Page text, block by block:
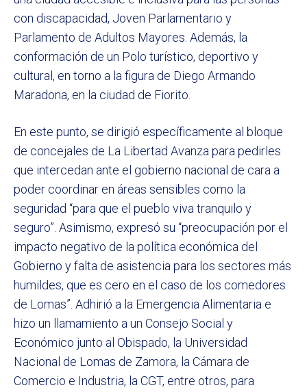
con discapacidad, Joven Parlamentario y
Parlamento de Adultos Mayores. Además, la
conformación de un Polo turístico, deportivo y
cultural, en torno a la figura de Diego Armando
Maradona, en la ciudad de Fiorito.
En este punto, se dirigió específicamente al bloque
de concejales de La Libertad Avanza para pedirles
que intercedan ante el gobierno nacional de cara a
poder coordinar en áreas sensibles como la
seguridad “para que el pueblo viva tranquilo y
seguro”. Asimismo, expresó su “preocupación por el
impacto negativo de la política económica del
Gobierno y falta de asistencia para los sectores más
humildes, que es cero en el caso de los comedores
de Lomas”. Adhirió a la Emergencia Alimentaria e
hizo un llamamiento a un Consejo Social y
Económico junto al Obispado, la Universidad
Nacional de Lomas de Zamora, la Cámara de
Comercio e Industria, la CGT, entre otros, para